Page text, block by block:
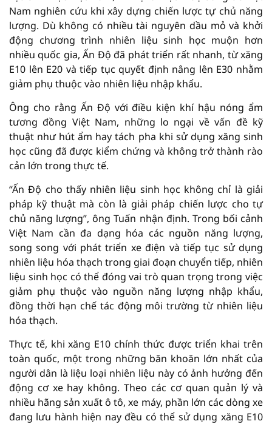
Nam nghiên cứu khi xây dựng chiến lược tự chủ năng
lượng. Dù không có nhiều tài nguyên dầu mỏ và khởi
động chương trình nhiên liệu sinh học muộn hơn
nhiều quốc gia, Ấn Độ đã phát triển rất nhanh, từ xăng
E10 lên E20 và tiếp tục quyết định nâng lên E30 nhằm
giảm phụ thuộc vào nhiên liệu nhập khẩu.
Ông cho rằng Ấn Độ với điều kiện khí hậu nóng ẩm
tương đồng Việt Nam, những lo ngại về vấn đề kỹ
thuật như hút ẩm hay tách pha khi sử dụng xăng sinh
học cũng đã được kiểm chứng và không trở thành rào
cản lớn trong thực tế.
“Ấn Độ cho thấy nhiên liệu sinh học không chỉ là giải
pháp kỹ thuật mà còn là giải pháp chiến lược cho tự
chủ năng lượng”, ông Tuấn nhận định. Trong bối cảnh
Việt Nam cần đa dạng hóa các nguồn năng lượng,
song song với phát triển xe điện và tiếp tục sử dụng
nhiên liệu hóa thạch trong giai đoạn chuyển tiếp, nhiên
liệu sinh học có thể đóng vai trò quan trọng trong việc
giảm phụ thuộc vào nguồn năng lượng nhập khẩu,
đồng thời hạn chế tác động môi trường từ nhiên liệu
hóa thạch.
Thực tế, khi xăng E10 chính thức được triển khai trên
toàn quốc, một trong những băn khoăn lớn nhất của
người dân là liệu loại nhiên liệu này có ảnh hưởng đến
động cơ xe hay không. Theo các cơ quan quản lý và
nhiều hãng sản xuất ô tô, xe máy, phần lớn các dòng xe
đang lưu hành hiện nay đều có thể sử dụng xăng E10